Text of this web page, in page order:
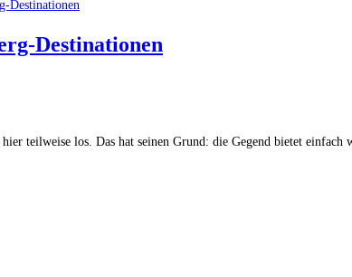
Destinationen
teilweise los. Das hat seinen Grund: die Gegend bietet